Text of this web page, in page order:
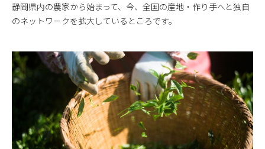
静岡県内の農家から始まって、今、全国の産地・作り手へと独自
のネットワークを拡大しているところです。